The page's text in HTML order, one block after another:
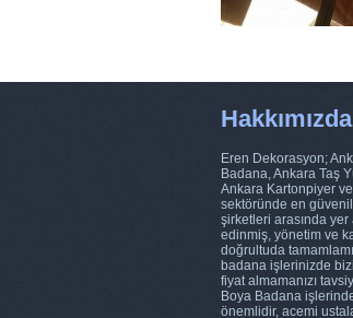
Hakkımızda
Eren Dekorasyon;
Badana, Ankara Taş
Ankara Kartonpiyer
sektöründe en
şirketleri arasında yer
edinmiş, yönetim ve
doğrultuda
badana işlerinizde
fiyat almamanızı
Boya Badana
önemlidir, acemi